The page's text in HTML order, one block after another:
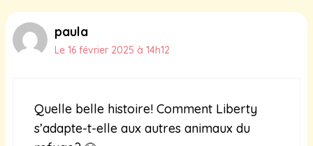
paula
Le 16 février 2025 à 14h12
Quelle belle histoire! Comment Liberty
s’adapte-t-elle aux autres animaux du